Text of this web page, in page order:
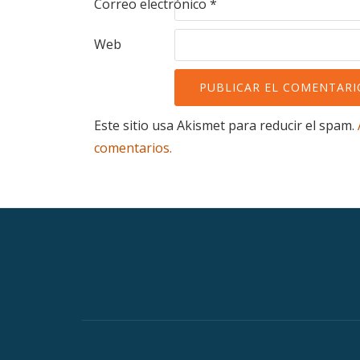
Correo electrónico *
Web
Este sitio usa Akismet para reducir el spam.
comentarios.
secundario